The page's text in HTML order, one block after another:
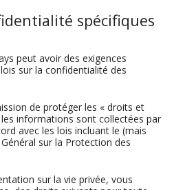
spécifiques
peut avoir des exigences
sur la confidentialité des
de protéger les « droits et
informations sont collectées par
avec les lois incluant le (mais
sur la Protection des
sur la vie privée, vous